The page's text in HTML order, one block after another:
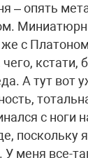
– опять
же с
кстати,
А тут вот
с ноги
поскольку
У меня все-